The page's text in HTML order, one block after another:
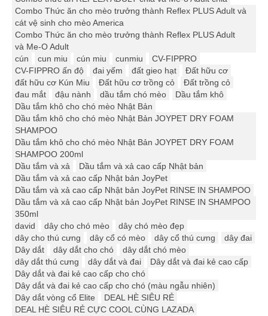
Combo Thức ăn cho mèo trưởng thành Reflex PLUS Adult và
cát vệ sinh cho mèo America
Combo Thức ăn cho mèo trưởng thành Reflex PLUS Adult
và Me-O Adult
cún
cun miu cún miu cunmiu
CV-FIPPRO
CV-FIPPRO ấn độ
đai yếm đất gieo hạt
Đất hữu cơ
đất hữu cơ Kún Miu
Đất hữu cơ trồng cỏ
Đất trồng cỏ
đau mắt
đậu nành dầu tắm chó mèo
Dầu tắm khô
Dầu tắm khô cho chó mèo Nhật Bản
Dầu tắm khô cho chó mèo Nhật Bản JOYPET DRY FOAM
SHAMPOO
Dầu tắm khô cho chó mèo Nhật Bản JOYPET DRY FOAM
SHAMPOO 200ml
Dầu tắm và xả
Dầu tắm và xả cao cấp Nhật bản
Dầu tắm và xả cao cấp Nhật bản JoyPet
Dầu tắm và xả cao cấp Nhật bản JoyPet RINSE IN SHAMPOO
Dầu tắm và xả cao cấp Nhật bản JoyPet RINSE IN SHAMPOO
350ml
david
dây cho chó mèo
dây chó mèo đẹp
dây cho thú cưng
dây cổ có mèo dây cổ thú cưng
dây đai
Dây dắt
dây dắt cho chó
dây dắt chó mèo
dây dắt thú cưng
dây dắt và đai
Dây dắt và đai kẻ cao cấp
Dây dắt và đai kẻ cao cấp cho chó
Dây dắt và đai kẻ cao cấp cho chó (màu ngẫu nhiên)
Dây dắt vòng cổ Elite
DEAL HÈ SIÊU RẺ
DEAL HÈ SIÊU RẺ CỰC COOL CÙNG LAZADA